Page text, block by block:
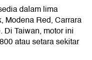
dalam lima
Modena Red, Carrara
Di Taiwan, motor ini
atau setara sekitar